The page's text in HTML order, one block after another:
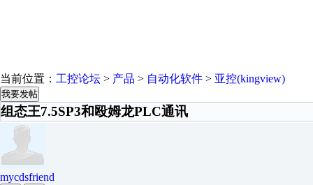
当前位置： 工控论坛 > 产品 > 自动化软件 > 亚控(kingview)
我要发帖
组态王7.5SP3和殴姆龙PLC通讯
mycdsfriend